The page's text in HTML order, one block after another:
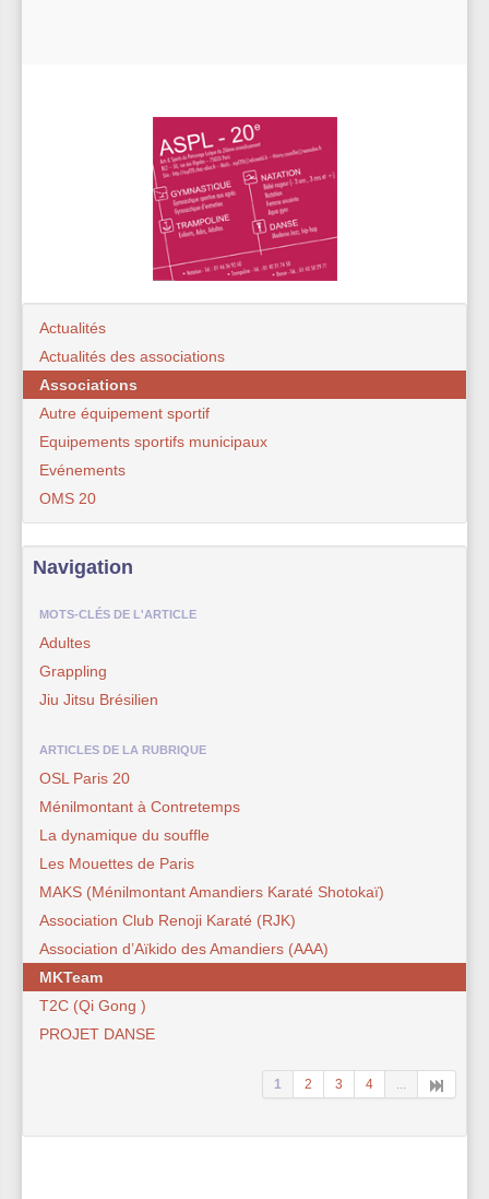
Actualités
Actualités des associations
Associations
Autre équipement sportif
Equipements sportifs municipaux
Evénements
OMS 20
Navigation
MOTS-CLÉS DE L'ARTICLE
Adultes
Grappling
Jiu Jitsu Brésilien
ARTICLES DE LA RUBRIQUE
OSL Paris 20
Ménilmontant à Contretemps
La dynamique du souffle
Les Mouettes de Paris
MAKS (Ménilmontant Amandiers Karaté Shotokaï)
Association Club Renoji Karaté (RJK)
Association d’Aïkido des Amandiers (AAA)
MKTeam
T2C (Qi Gong )
PROJET DANSE
1 2 3 4 ...